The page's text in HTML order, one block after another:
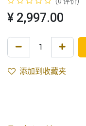
¥ 2,997.00
添加到收藏夹